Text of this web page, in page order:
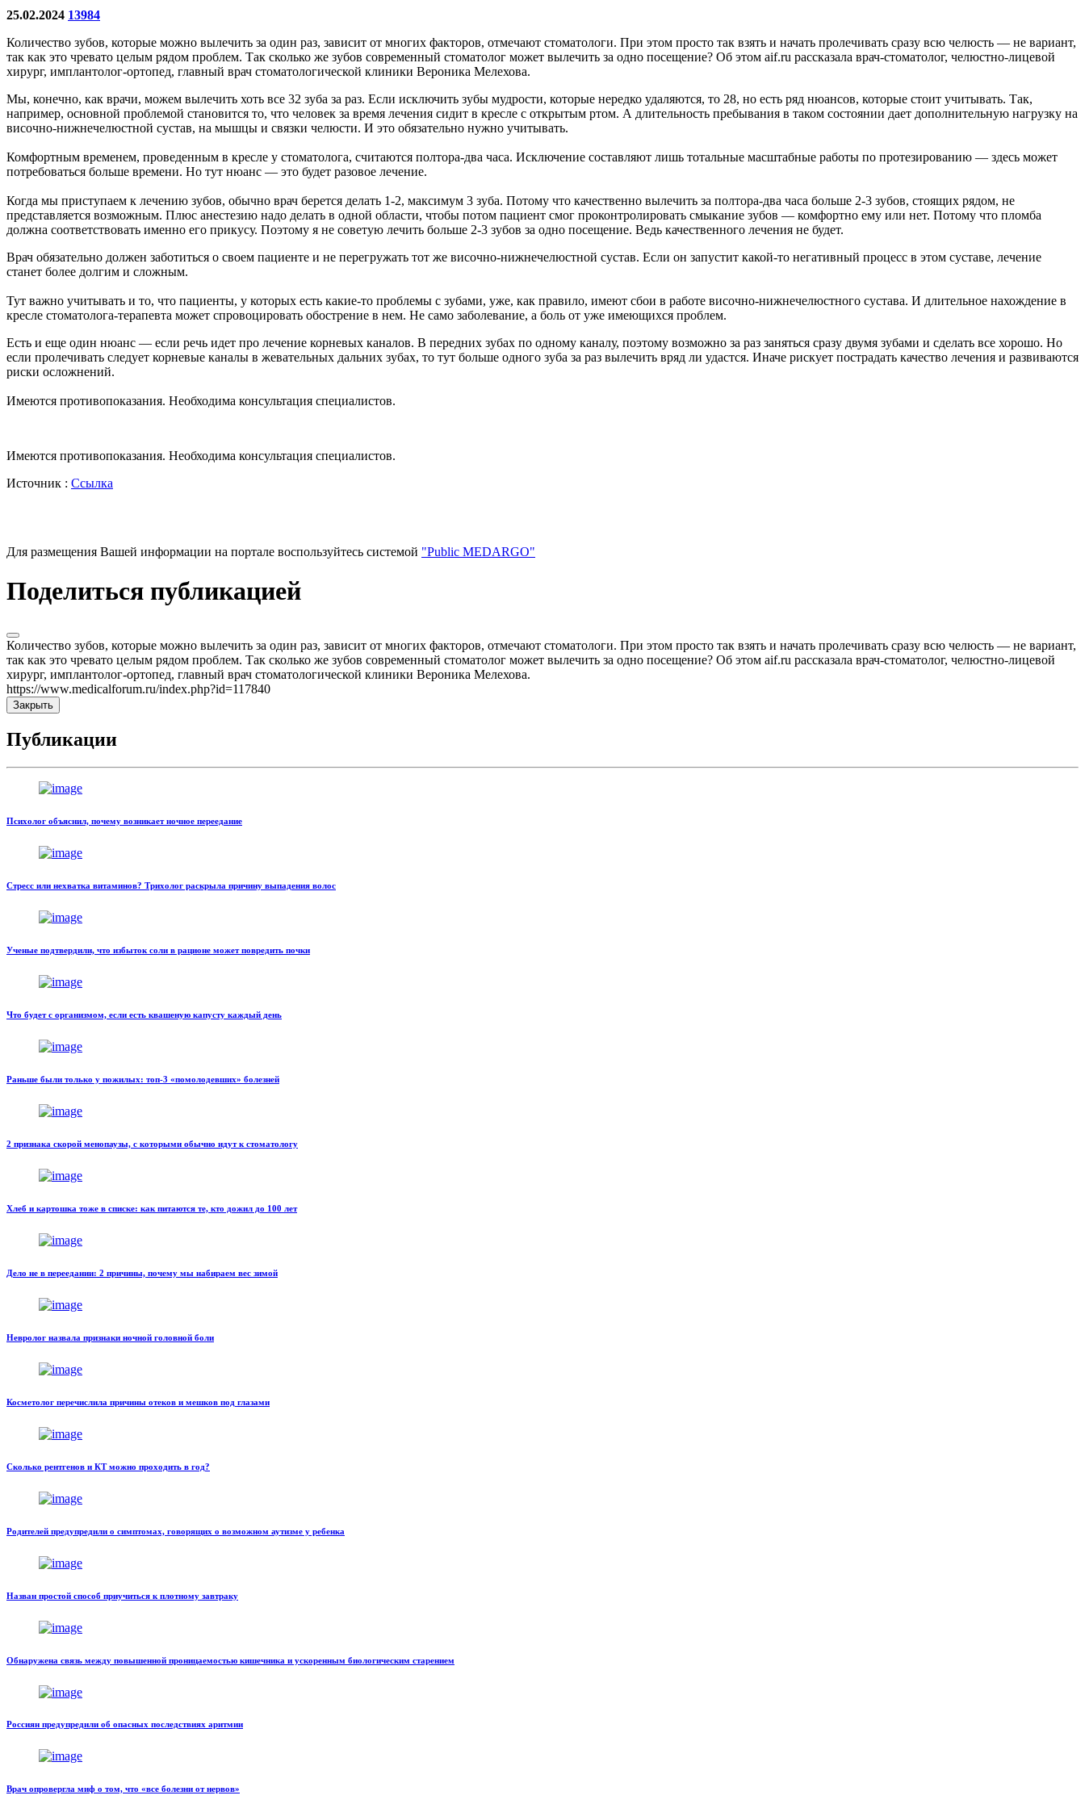
25.02.2024 13984
Количество зубов, которые можно вылечить за один раз, зависит от многих факторов, отмечают стоматологи. При этом просто так взять и начать пролечивать сразу всю челюсть — не вариант,
так как это чревато целым рядом проблем. Так сколько же зубов современный стоматолог может вылечить за одно посещение? Об этом aif.ru рассказала врач-стоматолог, челюстно-лицевой
хирург, имплантолог-ортопед, главный врач стоматологической клиники Вероника Мелехова.
Мы, конечно, как врачи, можем вылечить хоть все 32 зуба за раз. Если исключить зубы мудрости, которые нередко удаляются, то 28, но есть ряд нюансов, которые стоит учитывать. Так,
например, основной проблемой становится то, что человек за время лечения сидит в кресле с открытым ртом. А длительность пребывания в таком состоянии дает дополнительную нагрузку на
височно-нижнечелюстной сустав, на мышцы и связки челюсти. И это обязательно нужно учитывать.
Комфортным временем, проведенным в кресле у стоматолога, считаются полтора-два часа. Исключение составляют лишь тотальные масштабные работы по протезированию — здесь может
потребоваться больше времени. Но тут нюанс — это будет разовое лечение.
Когда мы приступаем к лечению зубов, обычно врач берется делать 1-2, максимум 3 зуба. Потому что качественно вылечить за полтора-два часа больше 2-3 зубов, стоящих рядом, не
представляется возможным. Плюс анестезию надо делать в одной области, чтобы потом пациент смог проконтролировать смыкание зубов — комфортно ему или нет. Потому что пломба
должна соответствовать именно его прикусу. Поэтому я не советую лечить больше 2-3 зубов за одно посещение. Ведь качественного лечения не будет.
Врач обязательно должен заботиться о своем пациенте и не перегружать тот же височно-нижнечелюстной сустав. Если он запустит какой-то негативный процесс в этом суставе, лечение
станет более долгим и сложным.
Тут важно учитывать и то, что пациенты, у которых есть какие-то проблемы с зубами, уже, как правило, имеют сбои в работе височно-нижнечелюстного сустава. И длительное нахождение в
кресле стоматолога-терапевта может спровоцировать обострение в нем. Не само заболевание, а боль от уже имеющихся проблем.
Есть и еще один нюанс — если речь идет про лечение корневых каналов. В передних зубах по одному каналу, поэтому возможно за раз заняться сразу двумя зубами и сделать все хорошо. Но
если пролечивать следует корневые каналы в жевательных дальних зубах, то тут больше одного зуба за раз вылечить вряд ли удастся. Иначе рискует пострадать качество лечения и развиваются
риски осложнений.
Имеются противопоказания. Необходима консультация специалистов.
Имеются противопоказания. Необходима консультация специалистов.
Источник : Ссылка
Для размещения Вашей информации на портале воспользуйтесь системой "Public MEDARGO"
Поделиться публикацией
Количество зубов, которые можно вылечить за один раз, зависит от многих факторов, отмечают стоматологи. При этом просто так взять и начать пролечивать сразу всю челюсть — не вариант,
так как это чревато целым рядом проблем. Так сколько же зубов современный стоматолог может вылечить за одно посещение? Об этом aif.ru рассказала врач-стоматолог, челюстно-лицевой
хирург, имплантолог-ортопед, главный врач стоматологической клиники Вероника Мелехова.
https://www.medicalforum.ru/index.php?id=117840
Закрыть
Публикации
Психолог объяснил, почему возникает ночное переедание
Стресс или нехватка витаминов? Трихолог раскрыла причину выпадения волос
Ученые подтвердили, что избыток соли в рационе может повредить почки
Что будет с организмом, если есть квашеную капусту каждый день
Раньше были только у пожилых: топ-3 «помолодевших» болезней
2 признака скорой менопаузы, с которыми обычно идут к стоматологу
Хлеб и картошка тоже в списке: как питаются те, кто дожил до 100 лет
Дело не в переедании: 2 причины, почему мы набираем вес зимой
Невролог назвала признаки ночной головной боли
Косметолог перечислила причины отеков и мешков под глазами
Сколько рентгенов и КТ можно проходить в год?
Родителей предупредили о симптомах, говорящих о возможном аутизме у ребенка
Назван простой способ приучиться к плотному завтраку
Обнаружена связь между повышенной проницаемостью кишечника и ускоренным биологическим старением
Россиян предупредили об опасных последствиях аритмии
Врач опровергла миф о том, что «все болезни от нервов»